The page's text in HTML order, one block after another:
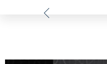
aufgebrüht wird und